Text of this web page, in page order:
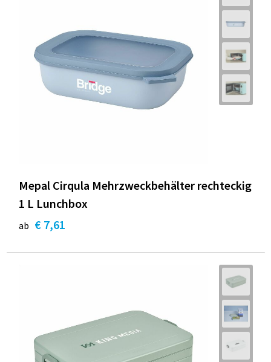
Mepal Cirqula Mehrzweckbehälter rechteckig
1 L Lunchbox
ab € 7,61